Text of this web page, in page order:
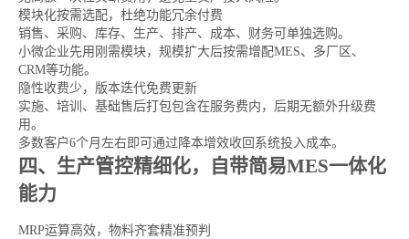
模块化按需选配，杜绝功能冗余付费
销售、采购、库存、生产、排产、成本、财务可单独选购。
小微企业先用刚需模块，规模扩大后按需增配MES、多厂区、
CRM等功能。
隐性收费少，版本迭代免费更新
实施、培训、基础售后打包包含在服务费内，后期无额外升级费
用。
多数客户6个月左右即可通过降本增效收回系统投入成本。
四、生产管控精细化，自带简易MES一体化
能力
MRP运算高效，物料齐套精准预判